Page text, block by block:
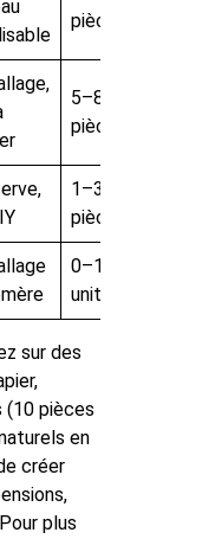
pièce
5–8
pièce
1–3
pièce
0–1
unité
sur des
(10 pièces
en
créer
plus